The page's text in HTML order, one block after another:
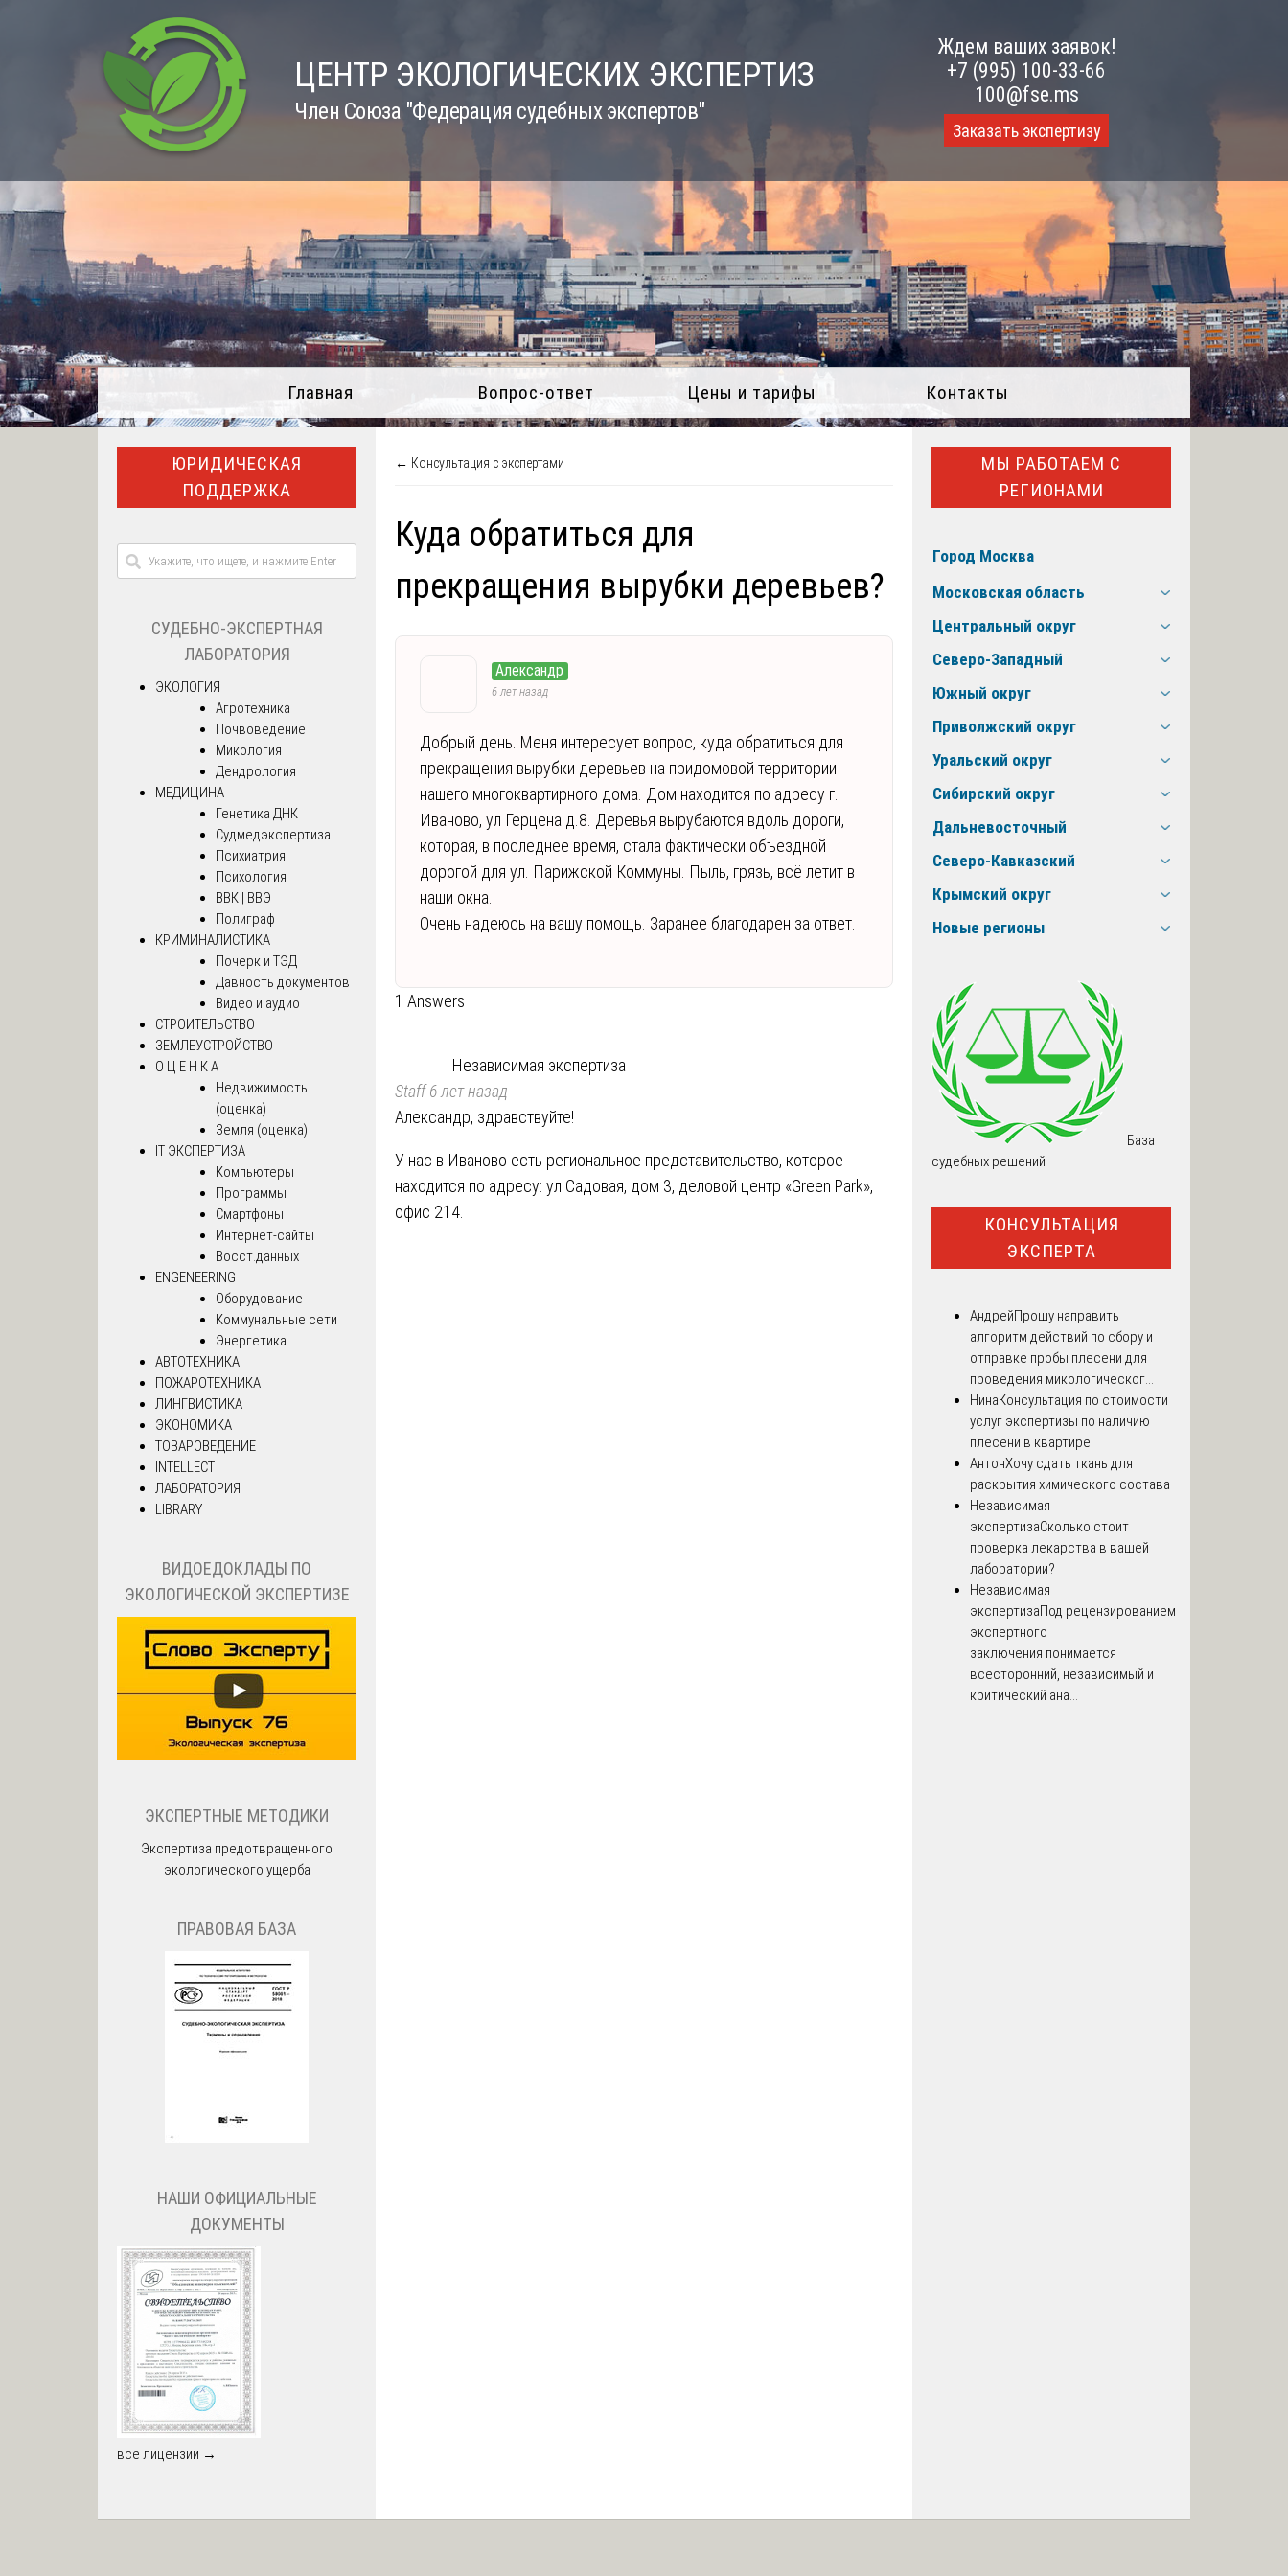
ЦЕНТР ЭКОЛОГИЧЕСКИХ ЭКСПЕРТИЗ
Член Союза "Федерация судебных экспертов"
Ждем ваших заявок!
+7 (995) 100-33-66
100@fse.ms
Заказать экспертизу
Главная Вопрос-ответ Цены и тарифы Контакты
← Консультация с экспертами
Куда обратиться для
прекращения вырубки деревьев?
Александр
6 лет назад
Добрый день. Меня интересует вопрос, куда обратиться для
прекращения вырубки деревьев на придомовой территории
нашего многоквартирного дома. Дом находится по адресу г.
Иваново, ул Герцена д.8. Деревья вырубаются вдоль дороги,
которая, в последнее время, стала фактически объездной
дорогой для ул. Парижской Коммуны. Пыль, грязь, всё летит в
наши окна.
Очень надеюсь на вашу помощь. Заранее благодарен за ответ.
1 Answers
Независимая экспертиза
Staff6 лет назад
Александр, здравствуйте!
У нас в Иваново есть региональное представительство, которое
находится по адресу: ул.Садовая, дом 3, деловой центр «Green Park»,
офис 214.
ЮРИДИЧЕСКАЯ
ПОДДЕРЖКА
СУДЕБНО-ЭКСПЕРТНАЯ
ЛАБОРАТОРИЯ
ЭКОЛОГИЯ
Агротехника
Почвоведение
Микология
Дендрология
МЕДИЦИНА
Генетика ДНК
Судмедэкспертиза
Психиатрия
Психология
ВВК | ВВЭ
Полиграф
КРИМИНАЛИСТИКА
Почерк и ТЭД
Давность документов
Видео и аудио
СТРОИТЕЛЬСТВО
ЗЕМЛЕУСТРОЙСТВО
О Ц Е Н К А
Недвижимость
(оценка)
Земля (оценка)
IT ЭКСПЕРТИЗА
Компьютеры
Программы
Смартфоны
Интернет-сайты
Восст.данных
ENGENEERING
Оборудование
Коммунальные сети
Энергетика
АВТОТЕХНИКА
ПОЖАРОТЕХНИКА
ЛИНГВИСТИКА
ЭКОНОМИКА
ТОВАРОВЕДЕНИЕ
INTELLECT
ЛАБОРАТОРИЯ
LIBRARY
ВИДОЕДОКЛАДЫ ПО
ЭКОЛОГИЧЕСКОЙ ЭКСПЕРТИЗЕ
ЭКСПЕРТНЫЕ МЕТОДИКИ
Экспертиза предотвращенного
экологического ущерба
ПРАВОВАЯ БАЗА
НАШИ ОФИЦИАЛЬНЫЕ
ДОКУМЕНТЫ
все лицензии →
МЫ РАБОТАЕМ С
РЕГИОНАМИ
Город Москва
Московская область
Центральный округ
Северо-Западный
Южный округ
Приволжский округ
Уральский округ
Сибирский округ
Дальневосточный
Северо-Кавказский
Крымский округ
Новые регионы
База
судебных решений
КОНСУЛЬТАЦИЯ
ЭКСПЕРТА
АндрейПрошу направить
алгоритм действий по сбору и
отправке пробы плесени для
проведения микологическог...
НинаКонсультация по стоимости
услуг экспертизы по наличию
плесени в квартире
АнтонХочу сдать ткань для
раскрытия химического состава
Независимая
экспертизаСколько стоит
проверка лекарства в вашей
лаборатории?
Независимая
экспертизаПод рецензированием
экспертного
заключения понимается
всесторонний, независимый и
критический ана...